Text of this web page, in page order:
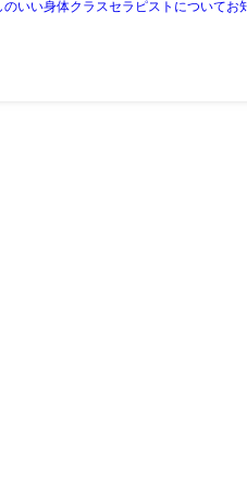
のいい身体クラスセラピストについてお